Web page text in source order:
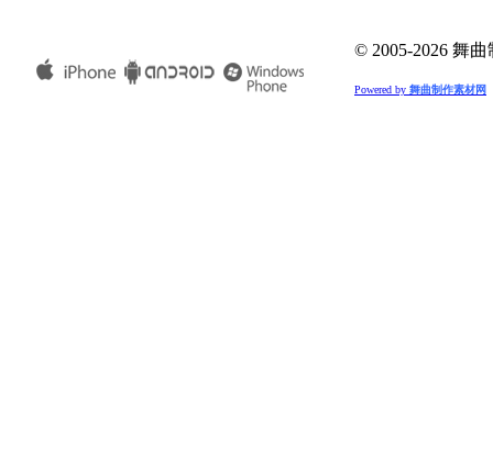
© 2005-2026 舞
Powered by 舞曲制作素材网